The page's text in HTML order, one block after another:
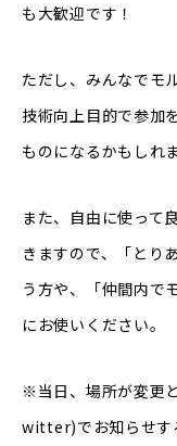
も大歓迎です！
ただし、みんなでモ
技術向上目的で参加
ものになるかもしれ
また、自由に使って
きますので、「とり
う方や、「仲間内で
にお使いください。
※当日、場所が変更
witter)でお知らせす